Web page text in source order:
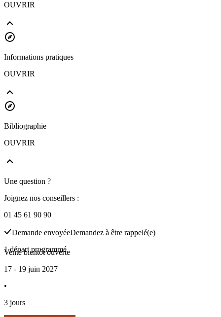
OUVRIR
Informations pratiques
OUVRIR
Bibliographie
OUVRIR
Une question ?
Joignez nos conseillers :
01 45 61 90 90
Demande envoyéeDemandez à être rappelé(e)
1 départ programmé
Vente bientôt ouverte
17 - 19 juin 2027
•
3 jours